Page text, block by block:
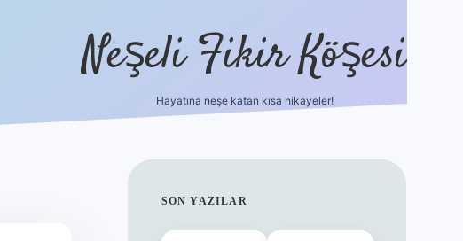
Neşeli Fikir Köşesi
Hayatına neşe katan kısa hikayeler!
SIDEBAR
SON YAZILAR
ilbet giriş